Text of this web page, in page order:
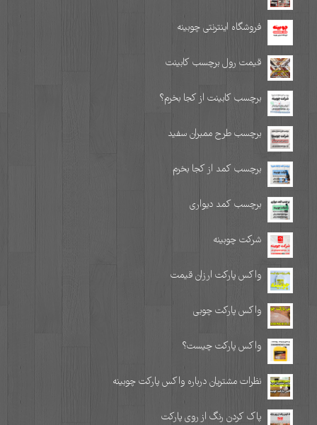
فروشگاه اینترنتی چوبینه
قیمت رول برچسب کابینت
برچسب کابینت از کجا بخرم؟
برچسب طرح ممبران سفید
برچسب کمد از کجا بخرم
برچسب کمد دیواری
شرکت چوبینه
واکس پارکت ارزان قیمت
واکس پارکت چوبی
واکس پارکت چیست؟
نظرات مشتریان درباره واکس پارکت چوبینه
پاک کردن رنگ از روی پارکت